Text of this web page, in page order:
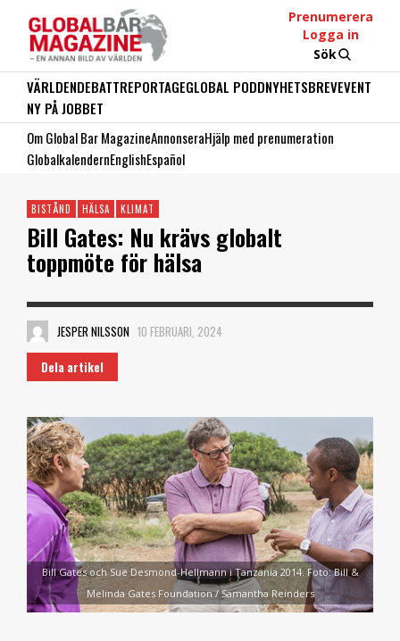
Prenumerera
Logga in
Sök
VÄRLDENDEBATTREPORTAGEGLOBAL PODDNYHETSBREVEVENT
NY PÅ JOBBET
Om Global Bar MagazineAnnonseraHjälp med prenumeration
GlobalkalendernEnglishEspañol
BISTÅND HÄLSA KLIMAT
Bill Gates: Nu krävs globalt
toppmöte för hälsa
JESPER NILSSON 10 FEBRUARI, 2024
Dela artikel
Bill Gates och Sue Desmond-Hellmann i Tanzania 2014. Foto: Bill &
Melinda Gates Foundation / Samantha Reinders